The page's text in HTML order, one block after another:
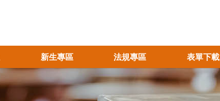
新生專區 法規專區 表單下載